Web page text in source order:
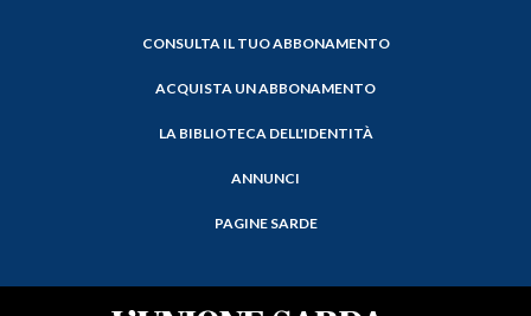
CONSULTA IL TUO ABBONAMENTO
ACQUISTA UN ABBONAMENTO
LA BIBLIOTECA DELL'IDENTITÀ
ANNUNCI
PAGINE SARDE